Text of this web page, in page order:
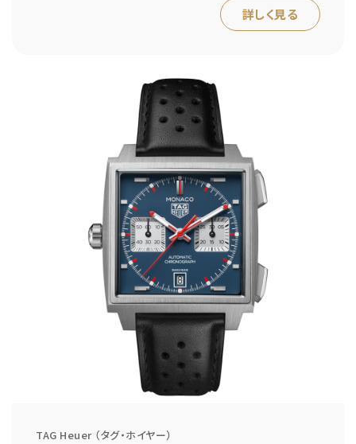
詳しく見る
TAG Heuer （タグ・ホイヤー）